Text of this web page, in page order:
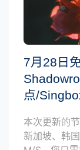
7月28日
点/
本次更新的
新加坡、韩